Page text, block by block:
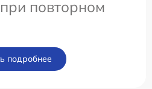
повторном
подробнее